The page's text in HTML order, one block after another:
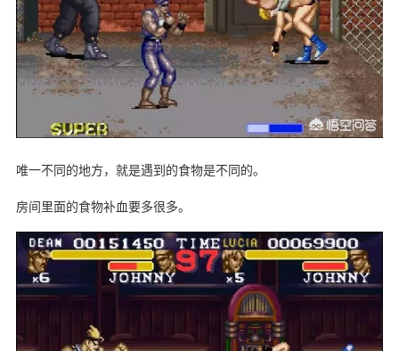
唯一不同的地方，就是遇到的食物是不同的。
房间里面的食物补血要多很多。